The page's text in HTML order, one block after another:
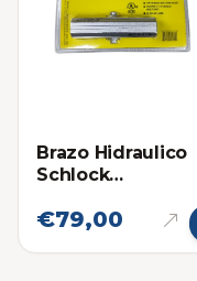
Brazo Hidraulico
Schlock
Hasta 80Kg
€79,00